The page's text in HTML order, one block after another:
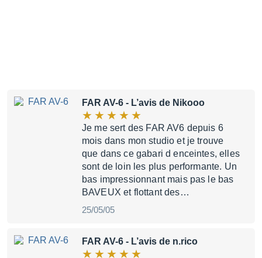
FAR AV-6 - L’avis de Nikooo
Je me sert des FAR AV6 depuis 6
mois dans mon studio et je trouve
que dans ce gabari d enceintes, elles
sont de loin les plus performante. Un
bas impressionnant mais pas le bas
BAVEUX et flottant des…
25/05/05
FAR AV-6 - L’avis de n.rico